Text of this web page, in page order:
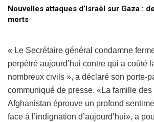
Nouvelles attaques d’Israël sur Gaza :
morts
« Le Secrétaire général condamne
perpétré aujourd’hui contre qui a coûté
nombreux civils », a déclaré son porte-
communiqué de presse. «La famille
Afghanistan éprouve un profond
face à l’indignation d’aujourd’hui», a